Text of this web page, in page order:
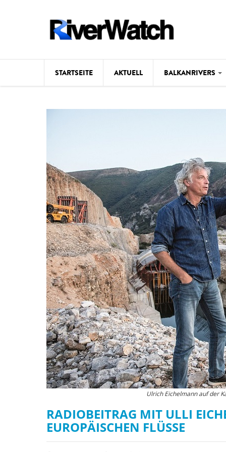
STARTSEITE AKTUELL BALKANRIVERS
Fotos
Videos
Aktuell
Ulrich Eichelmann auf der
RADIOBEITRAG MIT ULLI
EUROPÄISCHEN FLÜSSE